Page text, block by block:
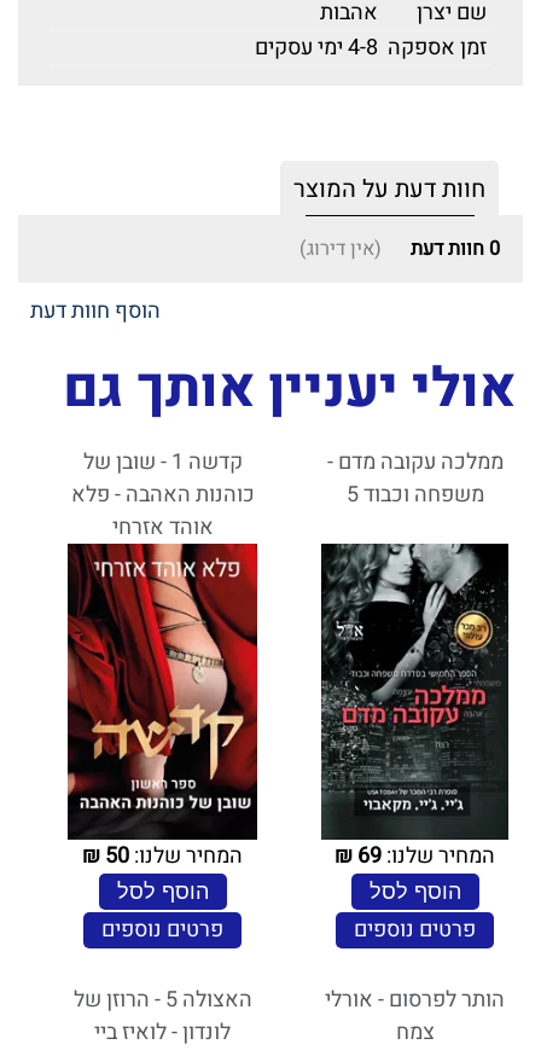
שם יצרן
אהבות
זמן אספקה 4-8 ימי עסקים
חוות דעת על המוצר
0 חוות דעת (אין דירוג)
הוסף חוות דעת
אולי יעניין אותך גם
ממלכה עקובה מדם -
משפחה וכבוד 5
המחיר שלנו:69
₪
הוסף לסל
פרטים נוספים
קדשה 1 - שובן של
כוהנות האהבה - פלא
אוהד אזרחי
המחיר שלנו:50
₪
הוסף לסל
פרטים נוספים
הותר לפרסום - אורלי
צמח
האצולה 5 - הרוזן של
לונדון - לואיז ביי